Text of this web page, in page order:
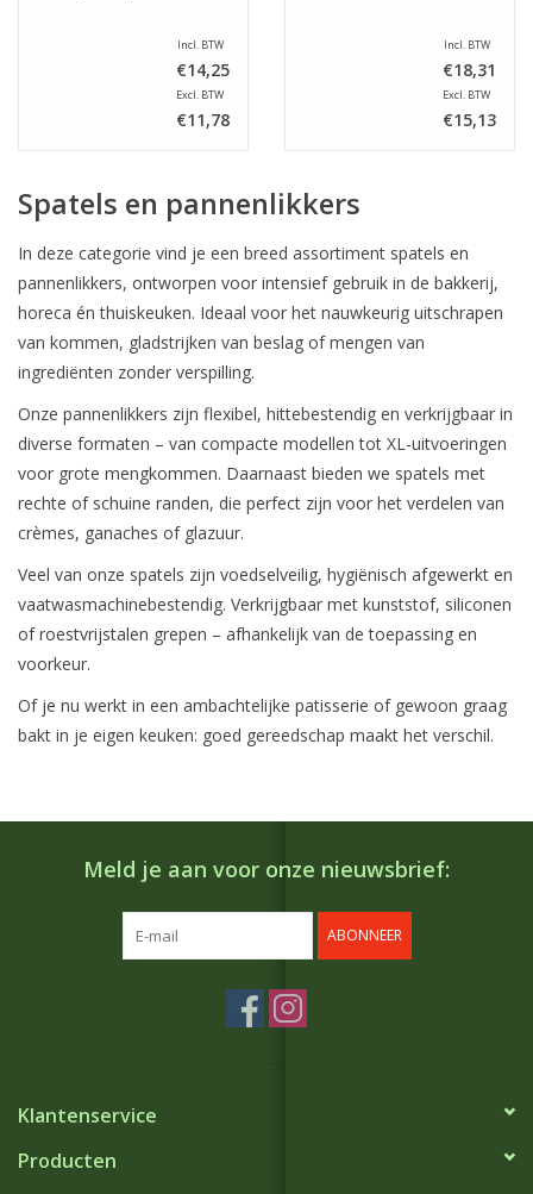
Incl. BTW
€14,25
Excl. BTW
€11,78
Incl. BTW
€18,31
Excl. BTW
€15,13
Spatels en pannenlikkers
In deze categorie vind je een breed assortiment spatels en
pannenlikkers, ontworpen voor intensief gebruik in de bakkerij,
horeca én thuiskeuken. Ideaal voor het nauwkeurig uitschrapen
van kommen, gladstrijken van beslag of mengen van
ingrediënten zonder verspilling.
Onze pannenlikkers zijn flexibel, hittebestendig en verkrijgbaar in
diverse formaten – van compacte modellen tot XL-uitvoeringen
voor grote mengkommen. Daarnaast bieden we spatels met
rechte of schuine randen, die perfect zijn voor het verdelen van
crèmes, ganaches of glazuur.
Veel van onze spatels zijn voedselveilig, hygiënisch afgewerkt en
vaatwasmachinebestendig. Verkrijgbaar met kunststof, siliconen
of roestvrijstalen grepen – afhankelijk van de toepassing en
voorkeur.
Of je nu werkt in een ambachtelijke patisserie of gewoon graag
bakt in je eigen keuken: goed gereedschap maakt het verschil.
Meld je aan voor onze nieuwsbrief:
ABONNEER
Klantenservice
Producten